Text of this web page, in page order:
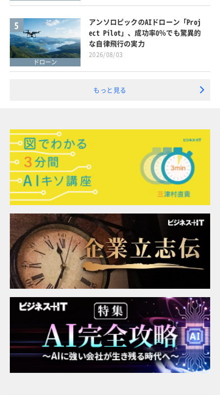
5
ドローン
アンソロピックのAIドローン「Proj
ect Pilot」、成功率0％でも驚異的
な自律飛行の実力
2026/08/03
もっと見る